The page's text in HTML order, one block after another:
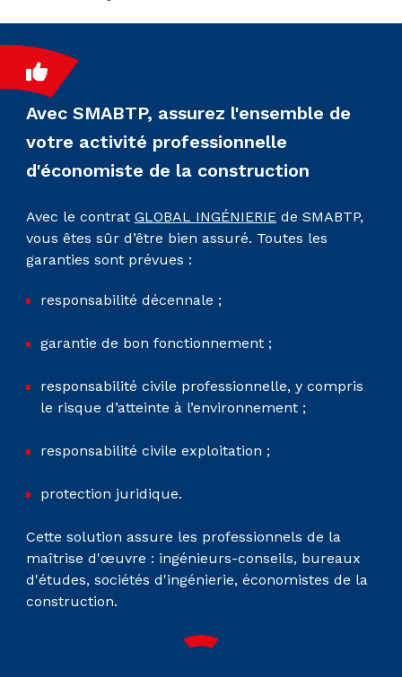
Avec SMABTP, assurez l'ensemble de
votre activité professionnelle
d'économiste de la construction
Avec le contrat GLOBAL INGÉNIERIEde SMABTP,
vous êtes sûr d’être bien assuré. Toutes les
garanties sont prévues :
responsabilité décennale ;
garantie de bon fonctionnement ;
responsabilité civile professionnelle, y compris
le risque d’atteinte à l’environnement ;
responsabilité civile exploitation ;
protection juridique.
Cette solution assure les professionnels de la
maîtrise d'œuvre : ingénieurs-conseils, bureaux
d'études, sociétés d'ingénierie, économistes de la
construction.